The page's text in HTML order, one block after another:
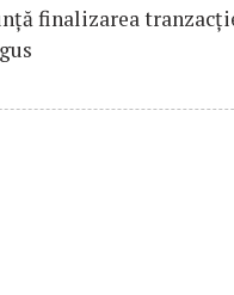
finalizarea